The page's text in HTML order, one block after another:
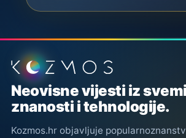
Podnožje stranice
Neovisne vijesti iz
znanosti i tehnologije.
Kozmos.hr objavljuje